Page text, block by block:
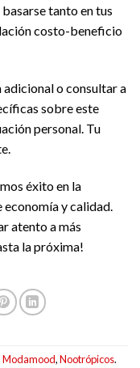
tanto en tus
costo-beneficio
adicional o consultar a
sobre este
personal. Tu
éxito en la
y calidad.
atento a más
la próxima!
Modamood,Nootrópicos.